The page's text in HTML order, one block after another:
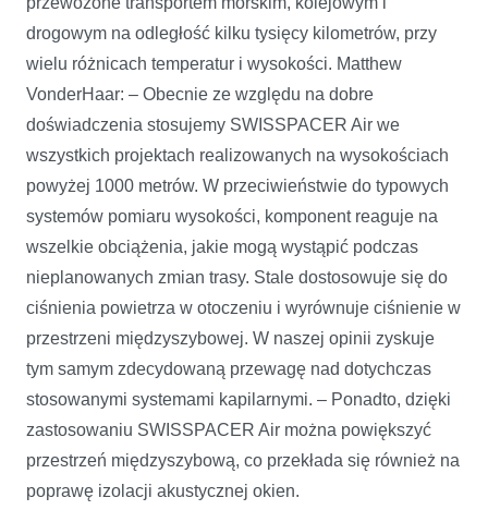
drogowym na odległość kilku tysięcy kilometrów, przy
wielu różnicach temperatur i wysokości. Matthew
VonderHaar: – Obecnie ze względu na dobre
doświadczenia stosujemy SWISSPACER Air we
wszystkich projektach realizowanych na wysokościach
powyżej 1000 metrów. W przeciwieństwie do typowych
systemów pomiaru wysokości, komponent reaguje na
wszelkie obciążenia, jakie mogą wystąpić podczas
nieplanowanych zmian trasy. Stale dostosowuje się do
ciśnienia powietrza w otoczeniu i wyrównuje ciśnienie w
przestrzeni międzyszybowej. W naszej opinii zyskuje
tym samym zdecydowaną przewagę nad dotychczas
stosowanymi systemami kapilarnymi. – Ponadto, dzięki
zastosowaniu SWISSPACER Air można powiększyć
przestrzeń międzyszybową, co przekłada się również na
poprawę izolacji akustycznej okien.